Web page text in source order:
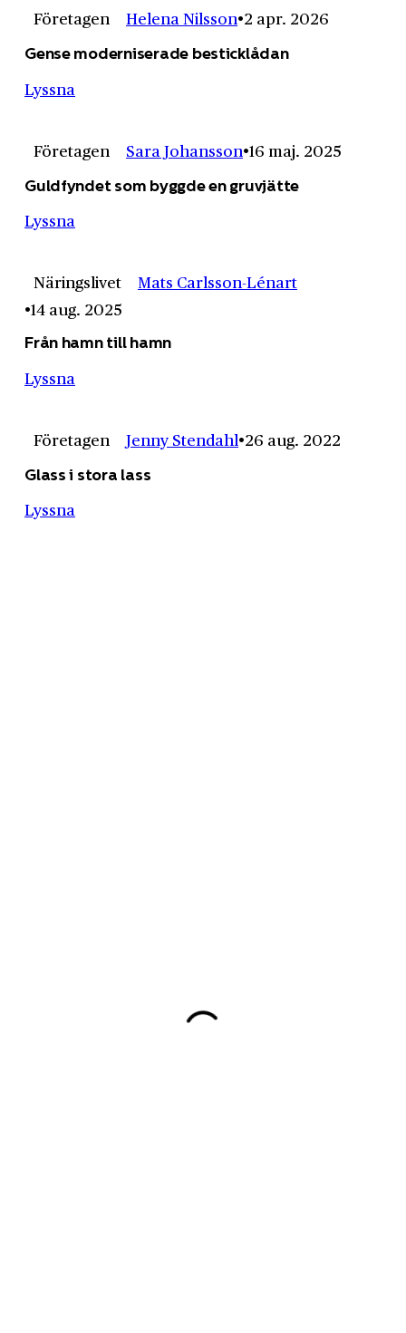
Företagen Helena Nilsson 2 apr. 2026
Gense moderniserade besticklådan
Lyssna
Företagen Sara Johansson 16 maj. 2025
Guldfyndet som byggde en gruvjätte
Lyssna
Näringslivet
Mats Carlsson-Lénart
14 aug. 2025
Från hamn till hamn
Lyssna
Företagen Jenny Stendahl 26 aug. 2022
Glass i stora lass
Lyssna